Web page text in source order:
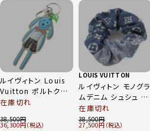
ルイヴィトン Louis
Vuitton ポルトクレ
LV モノグラムキャン
ルダー MP2917 ブ
在庫切れ
38,500
36,300
LOUIS VUITTON
ルイヴィトン モノグラ
ムデニム シュシュ ヘ
アアクセサリー ヘア
ゴム M77439 ブルー
在庫切れ
38,500
27,500